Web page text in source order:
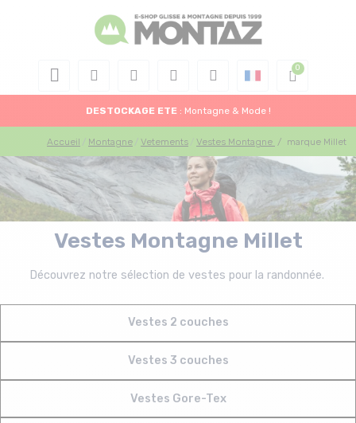
DESTOCKAGE ETE : Montagne & Mode !
Accueil Montagne Vetements Vestes Montagne / marque Millet
Vestes Montagne Millet
Découvrez notre sélection de vestes pour la randonnée.
Vestes 2 couches
Vestes 3 couches
Vestes Gore-Tex